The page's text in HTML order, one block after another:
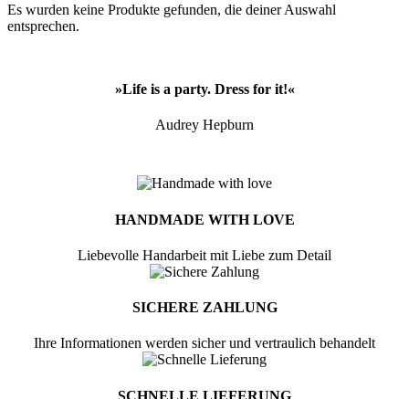
Es wurden keine Produkte gefunden, die deiner Auswahl
entsprechen.
»Life is a party. Dress for it!«
Audrey Hepburn
HANDMADE WITH LOVE
Liebevolle Handarbeit mit Liebe zum Detail
SICHERE ZAHLUNG
Ihre Informationen werden sicher und vertraulich behandelt
SCHNELLE LIEFERUNG